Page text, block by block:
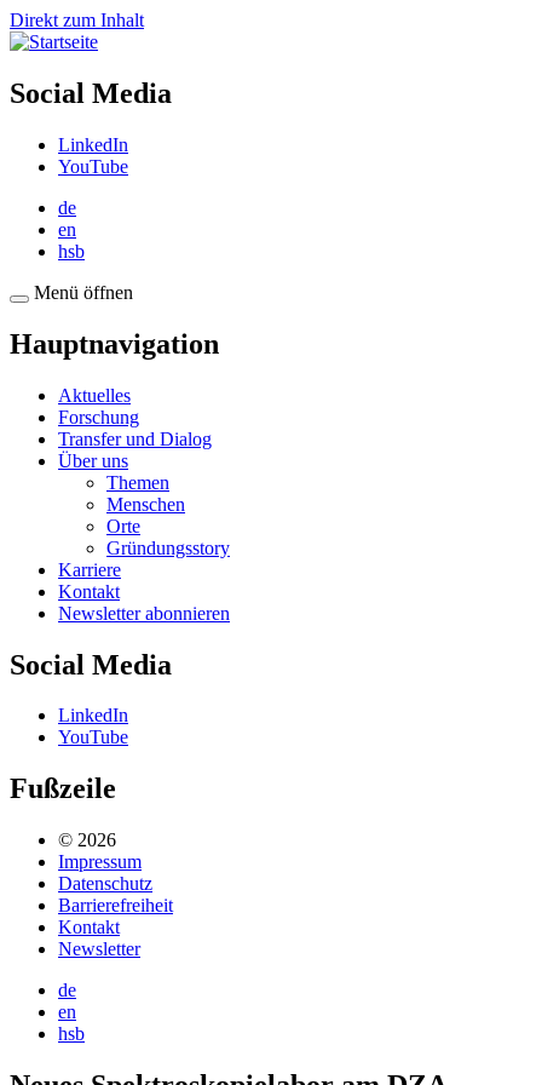
Direkt zum Inhalt
Social Media
LinkedIn
YouTube
de
en
hsb
Menü öffnen
Hauptnavigation
Aktuelles
Forschung
Transfer und Dialog
Über uns
Themen
Menschen
Orte
Gründungsstory
Karriere
Kontakt
Newsletter abonnieren
Social Media
LinkedIn
YouTube
Fußzeile
© 2026
Impressum
Datenschutz
Barrierefreiheit
Kontakt
Newsletter
de
en
hsb